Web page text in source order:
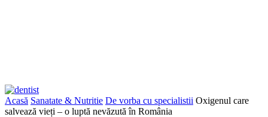
Acasă Sanatate & Nutritie De vorba cu specialistii Oxigenul care
salvează vieți – o luptă nevăzută în România